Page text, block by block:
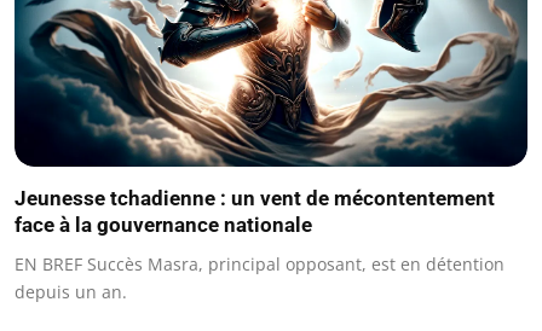
Jeunesse tchadienne : un vent de mécontentement
face à la gouvernance nationale
EN BREF Succès Masra, principal opposant, est en détention
depuis un an.